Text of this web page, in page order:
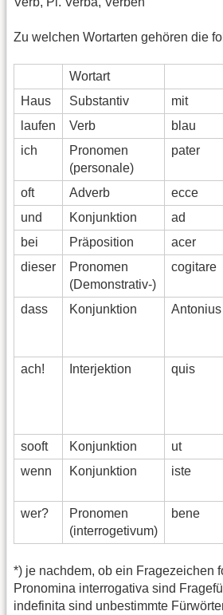
Zu welchen Wortarten gehören die
Wortart
Haus
Substantiv mit
laufen
Verb blau
ich
Pronomen
(personale)
pater
oft Adverb ecce
und
Konjunktion ad
bei
Präposition acer
dieser
Pronomen
(Demonstrativ-)
cogitare
dass Konjunktion Antonius
ach!
Interjektion quis
sooft
Konjunktion ut
wenn
Konjunktion iste
wer?
Pronomen
(interrogetivum)
bene
*) je nachdem, ob ein Fragezeichen
Pronomina interrogativa sind
indefinita sind unbestimmte